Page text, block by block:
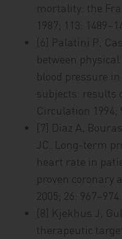
mortality: the
1987; 113:
[6] Palatini P,
between
blood pressure
subjects: results
Circulation 1994;
[7] Diaz A,
JC. Long-term
heart rate in
proven coronary
2005; 26: 967–974.
[8] Kjekhus J,
therapeutic